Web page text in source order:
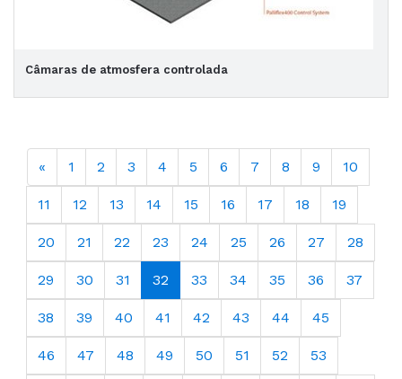
Câmaras de atmosfera controlada
« 1 2 3 4 5 6 7 8 9 10
11 12 13 14 15 16 17 18 19
20 21 22 23 24 25 26 27 28
29 30 31 32 33 34 35 36 37
38 39 40 41 42 43 44 45
46 47 48 49 50 51 52 53